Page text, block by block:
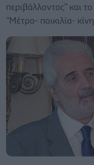
περιβάλλοντος'' και
''Μέτρο- ποικιλία-